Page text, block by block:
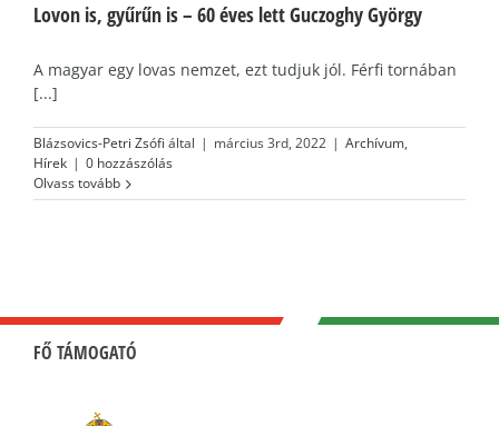
Lovon is, gyűrűn is – 60 éves lett Guczoghy György
A magyar egy lovas nemzet, ezt tudjuk jól. Férfi tornában
[...]
Blázsovics-Petri Zsófi által | március 3rd, 2022 | Archívum,
Hírek | 0 hozzászólás
Olvass tovább
FŐ TÁMOGATÓ